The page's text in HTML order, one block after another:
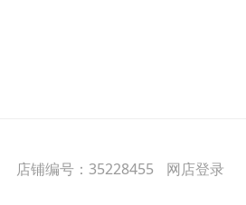
店铺编号：35228455 网店登录